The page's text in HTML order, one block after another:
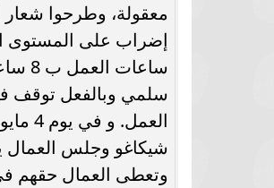
إضراب على المستوى
شيكاغو وجلس
وتعطى العمال حقهم